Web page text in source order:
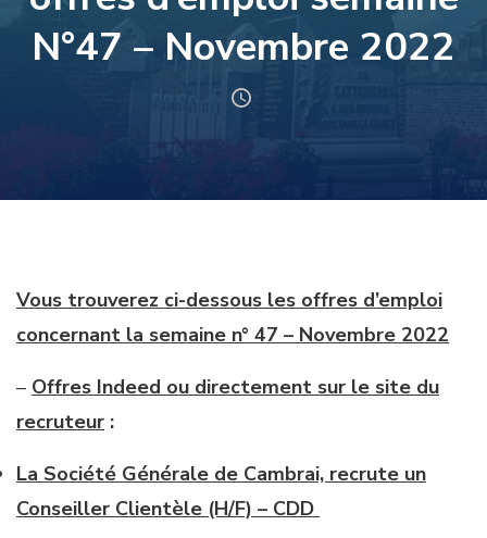
N°47 – Novembre 2022
Vous trouverez ci-dessous les offres d’emploi
concernant la semaine n° 47 – Novembre 2022
– Offres Indeed ou directement sur le site du
recruteur :
La Société Générale de Cambrai, recrute un
Conseiller Clientèle (H/F) – CDD